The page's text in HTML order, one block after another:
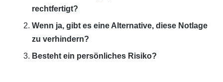
rechtfertigt?
Wenn ja, gibt es eine Alternative, diese Notlage
zu verhindern?
Besteht ein persönliches Risiko?